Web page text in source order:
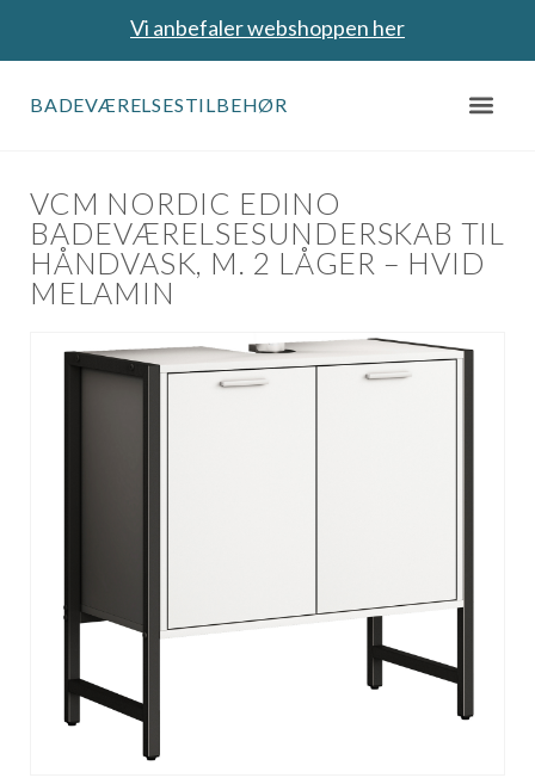
Vi anbefaler webshoppen her
BADEVÆRELSESTILBEHØR
VCM NORDIC EDINO
BADEVÆRELSESUNDERSKAB TIL
HÅNDVASK, M. 2 LÅGER – HVID
MELAMIN